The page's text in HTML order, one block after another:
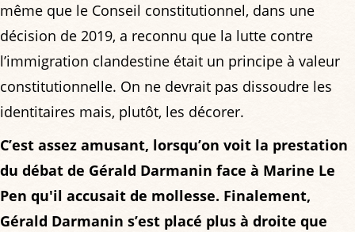
même que le Conseil constitutionnel, dans une
décision de 2019, a reconnu que la lutte contre
l’immigration clandestine était un principe à valeur
constitutionnelle. On ne devrait pas dissoudre les
identitaires mais, plutôt, les décorer.
C’est assez amusant, lorsqu’on voit la prestation
du débat de Gérald Darmanin face à Marine Le
Pen qu'il accusait de mollesse. Finalement,
Gérald Darmanin s’est placé plus à droite que